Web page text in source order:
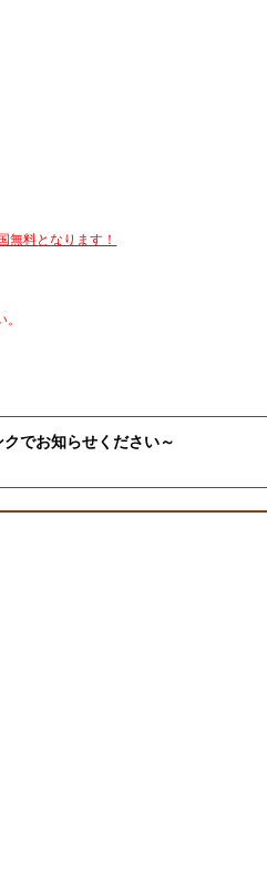
無料となります！
でお知らせください～